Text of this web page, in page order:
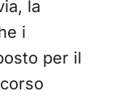
la
i
per il